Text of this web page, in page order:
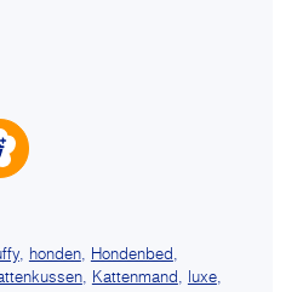
, honden, Hondenbed,
, Kattenmand, luxe,